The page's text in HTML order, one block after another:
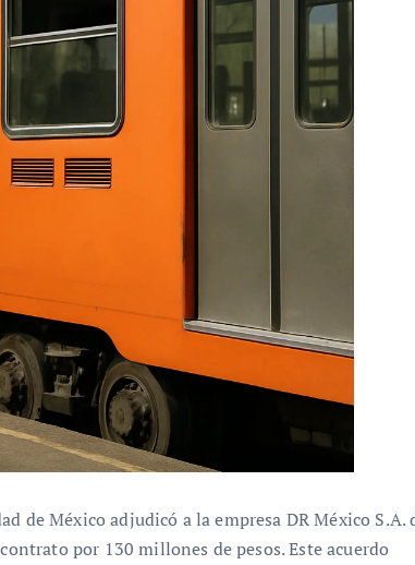
de México adjudicó a la empresa DR México S.A.
por 130 millones de pesos. Este acuerdo